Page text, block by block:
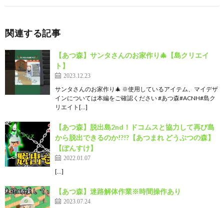
関連する記事
【あつ森】サンタさんのお家作り🎄【島クリエイ
ト】
2023.12.23
サンタさんのお家作り🎄 ※使用しているアイテム、マイデザ
インについては本編をご確認ください #あつ森#ACNH#島ク
リエイト[…]
【あつ森】脱出島2nd！ドコムスと協力して再び島
から脱出できるのか!?!?【あつまれ どうぶつの森】
【ぽんすけ】
2022.01.07
[…]
【あつ森】迷路解体作業※時間操作あり
2023.07.24